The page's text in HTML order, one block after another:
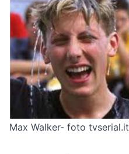
Max Walker- foto tvserial.it